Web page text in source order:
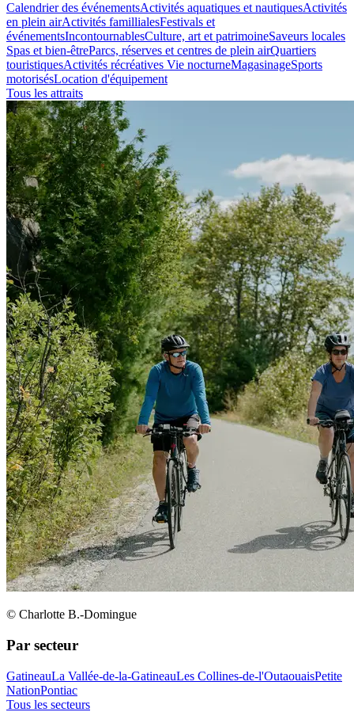
Calendrier des événementsActivités aquatiques et nautiquesActivités
en plein airActivités famillialesFestivals et
événementsIncontournablesCulture, art et patrimoineSaveurs locales
Spas et bien-êtreParcs, réserves et centres de plein airQuartiers
touristiquesActivités récréatives Vie nocturneMagasinageSports
motorisésLocation d'équipement
Tous les attraits
© Charlotte B.-Domingue
Par secteur
GatineauLa Vallée-de-la-GatineauLes Collines-de-l'OutaouaisPetite
NationPontiac
Tous les secteurs